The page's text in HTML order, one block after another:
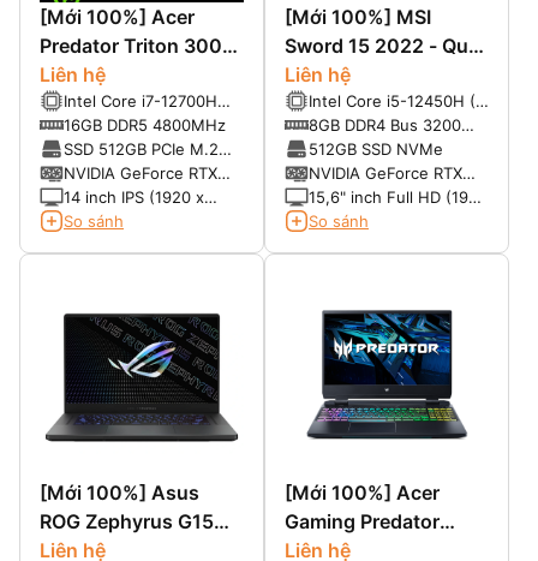
[Mới 100%] Acer
Predator Triton 300
SE PT314-52s-747P
(2022) (Core i7-
12700H, 16GB, 512G,
RTX 3060 6G, 14
FHD+ 165GHZ)
Liên hệ
Intel Core i7-12700H
(2.3 GHz up to 4.7
GHz, 14 Cores, 20
Threads, 24 MB Cache)
16GB DDR5 4800MHz
SSD 512GB PCIe M.2
NVMe
NVIDIA GeForce RTX
3060 6 GB GDDR6
14 inch IPS (1920 x
1200) 165Hz, 400 Nits,
So sánh
[Mới 100%] MSI
Sword 15 2022 - Quái
vật khủng tầm phân
khúc.
Liên hệ
Intel Core i5-12450H (8
lõi x 12 luồng, 12 MB
Intel® Smart Cache)
8GB DDR4 Bus 3200
(upto 64GB)
512GB SSD NVMe
NVIDIA GeForce RTX
3050
15,6" inch Full HD (1920
x 1080), 144Hz
So sánh
[Mới 100%] Asus
ROG Zephyrus G15
(2022) Ryzen™ 9
Liên hệ
[Mới 100%] Acer
Gaming Predator
Helios 300 (2022)
Liên hệ